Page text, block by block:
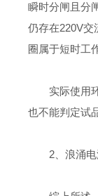
瞬时分闸且分
仍存在220V交
圈属于短时工
实际使用环
也不能判定试
2、浪涌电